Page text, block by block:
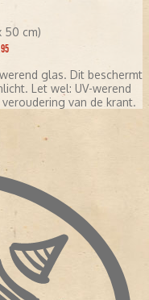
50 cm)
glas. Dit beschermt
Let wel: UV-werend
van de krant.